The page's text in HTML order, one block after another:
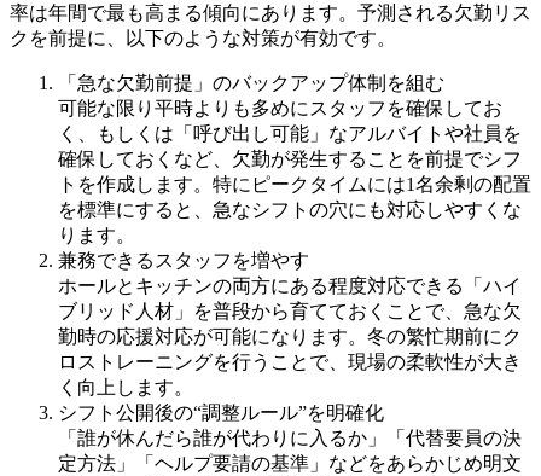
率は年間で最も高まる傾向にあります。予測される欠勤リス
クを前提に、以下のような対策が有効です。
「急な欠勤前提」のバックアップ体制を組む
可能な限り平時よりも多めにスタッフを確保してお
く、もしくは「呼び出し可能」なアルバイトや社員を
確保しておくなど、欠勤が発生することを前提でシフ
トを作成します。特にピークタイムには1名余剰の配置
を標準にすると、急なシフトの穴にも対応しやすくな
ります。
兼務できるスタッフを増やす
ホールとキッチンの両方にある程度対応できる「ハイ
ブリッド人材」を普段から育てておくことで、急な欠
勤時の応援対応が可能になります。冬の繁忙期前にク
ロストレーニングを行うことで、現場の柔軟性が大き
く向上します。
シフト公開後の“調整ルール”を明確化
「誰が休んだら誰が代わりに入るか」「代替要員の決
定方法」「ヘルプ要請の基準」などをあらかじめ明文